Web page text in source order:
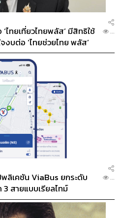
‘ไทยเที่ยวไทยพลัส’ มีสิทธิใช้
งบต่อ ‘ไทยช่วยไทย พลัส’
...
ลิเคชัน ViaBus ยกระดับ
สายแบบเรียลไทม์
...